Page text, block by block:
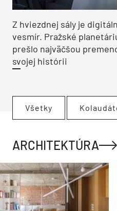
Z hviezdnej sály je
vesmír. Pražské
prešlo najväčšou
svojej histórii
Všetky
ARCHITEKTÚRA